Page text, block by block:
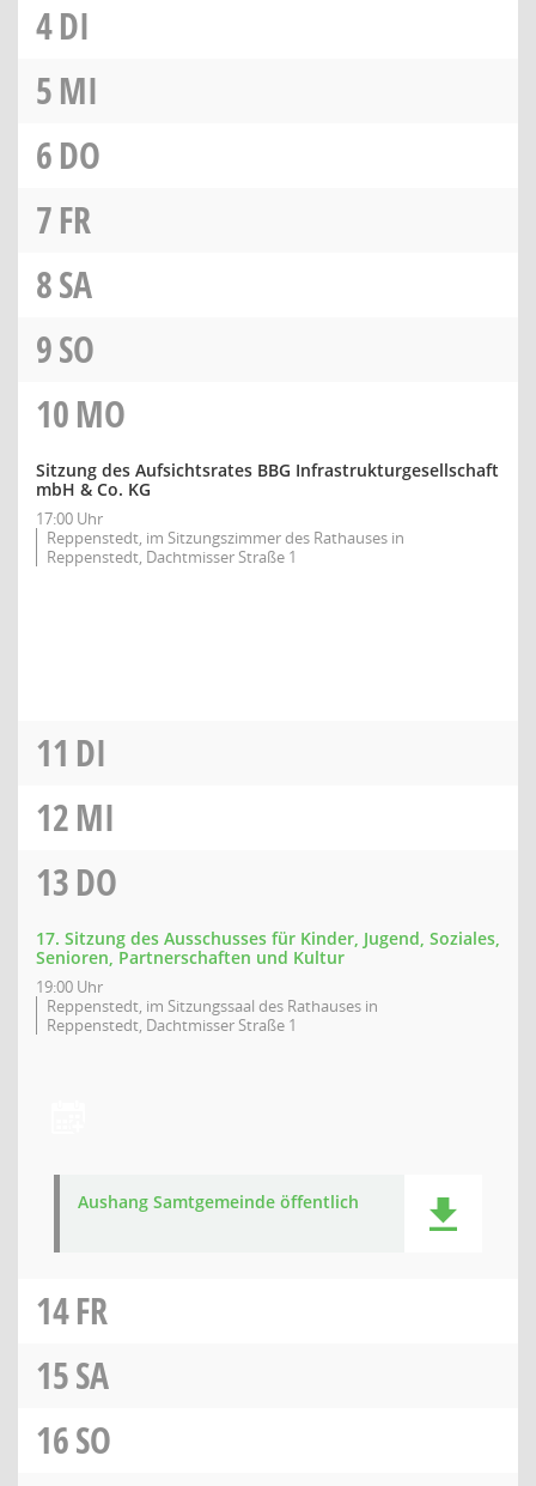
4DI
5MI
6DO
7FR
8SA
9SO
10MO
Sitzung des Aufsichtsrates BBG Infrastrukturgesellschaft
mbH & Co. KG
17:00 Uhr
Reppenstedt, im Sitzungszimmer des Rathauses in
Reppenstedt, Dachtmisser Straße 1
11 DI
12MI
13DO
17. Sitzung des Ausschusses für Kinder, Jugend, Soziales,
Senioren, Partnerschaften und Kultur
19:00 Uhr
Reppenstedt, im Sitzungssaal des Rathauses in
Reppenstedt, Dachtmisser Straße 1
Aushang Samtgemeinde öffentlich
14FR
15SA
16SO